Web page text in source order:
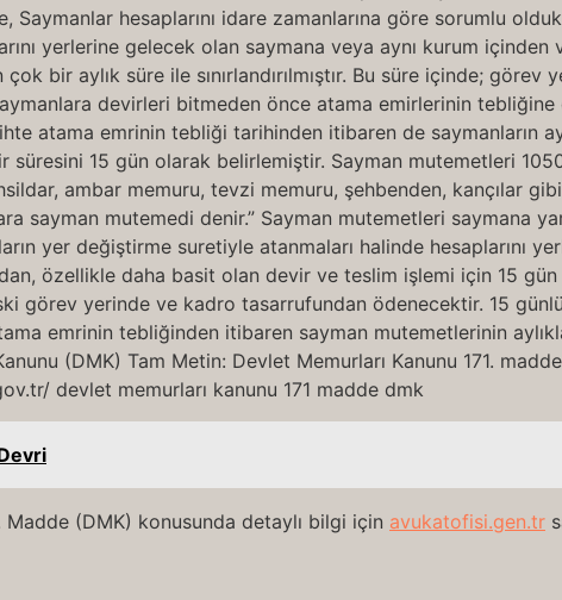
Saymanlar hesaplarını idare zamanlarına göre sorumlu
yerlerine gelecek olan saymana veya aynı kurum
bir aylık süre ile sınırlandırılmıştır. Bu süre içinde;
devirleri bitmeden önce atama emirlerinin
atama emrinin tebliği tarihinden itibaren de saymanların
15 gün olarak belirlemiştir. Sayman mutemetleri 1050
ambar memuru, tevzi memuru, şehbenden, kançılar
sayman mutemedi denir.” Sayman mutemetleri saymana
yer değiştirme suretiyle atanmaları halinde hesaplarını
özellikle daha basit olan devir ve teslim işlemi için 15
görev yerinde ve kadro tasarrufundan ödenecektir. 15
emrinin tebliğinden itibaren sayman mutemetlerinin
(DMK) Tam Metin: Devlet Memurları Kanunu 171.
devlet memurları kanunu 171 madde dmk
Madde (DMK) konusunda detaylı bilgi için avukatofisi.gen.tr